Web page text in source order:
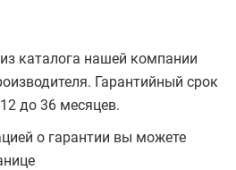
каталога нашей компании
Гарантийный срок
до 36 месяцев.
о гарантии вы можете